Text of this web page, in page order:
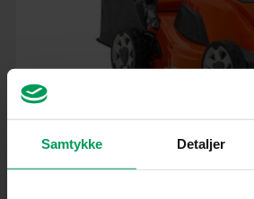
Samtykke Detaljer
Husqvarna LC 141C Plæneklipper
kr.2.599,00 inkl. moms